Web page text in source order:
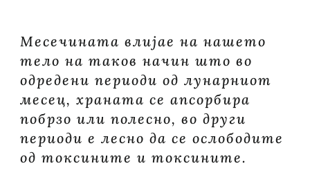
Месечината влијае на нашето
тело на таков начин што во
одредени периоди од лунарниот
месец, храната се апсорбира
побрзо или полесно, во други
периоди е лесно да се ослободите
од токсините и токсините.